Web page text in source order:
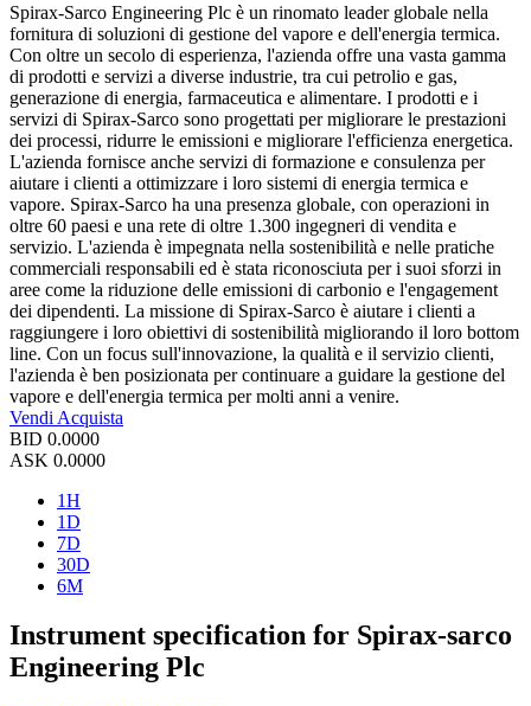
Spirax-Sarco Engineering Plc è un rinomato leader globale nella
fornitura di soluzioni di gestione del vapore e dell'energia termica.
Con oltre un secolo di esperienza, l'azienda offre una vasta gamma
di prodotti e servizi a diverse industrie, tra cui petrolio e gas,
generazione di energia, farmaceutica e alimentare. I prodotti e i
servizi di Spirax-Sarco sono progettati per migliorare le prestazioni
dei processi, ridurre le emissioni e migliorare l'efficienza energetica.
L'azienda fornisce anche servizi di formazione e consulenza per
aiutare i clienti a ottimizzare i loro sistemi di energia termica e
vapore. Spirax-Sarco ha una presenza globale, con operazioni in
oltre 60 paesi e una rete di oltre 1.300 ingegneri di vendita e
servizio. L'azienda è impegnata nella sostenibilità e nelle pratiche
commerciali responsabili ed è stata riconosciuta per i suoi sforzi in
aree come la riduzione delle emissioni di carbonio e l'engagement
dei dipendenti. La missione di Spirax-Sarco è aiutare i clienti a
raggiungere i loro obiettivi di sostenibilità migliorando il loro bottom
line. Con un focus sull'innovazione, la qualità e il servizio clienti,
l'azienda è ben posizionata per continuare a guidare la gestione del
vapore e dell'energia termica per molti anni a venire.
Vendi Acquista
BID 0.0000
ASK 0.0000
1H
1D
7D
30D
6M
Instrument specification for Spirax-sarco
Engineering Plc